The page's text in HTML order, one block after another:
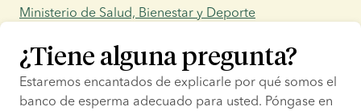
Ministerio de Salud, Bienestar y Deporte
¿Tiene alguna pregunta?
Estaremos encantados de explicarle por qué somos el
banco de esperma adecuado para usted. Póngase en